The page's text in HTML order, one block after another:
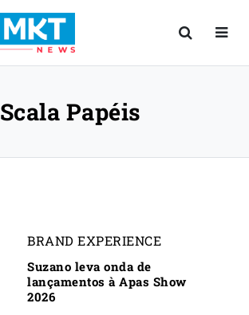
Scala Papéis
BRAND EXPERIENCE
Suzano leva onda de
lançamentos à Apas Show
2026